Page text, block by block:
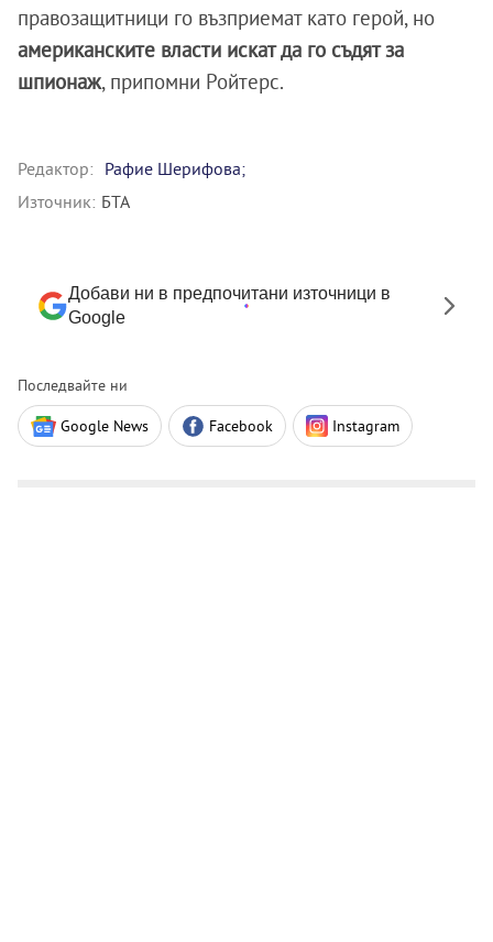
правозащитници го възприемат като герой, но
американските власти искат да го съдят за
шпионаж, припомни Ройтерс.
Редактор: Рафие Шерифова;
Източник: БТА
Добави ни в предпочитани източници в
Google
Последвайте ни
Google News Facebook Instagram